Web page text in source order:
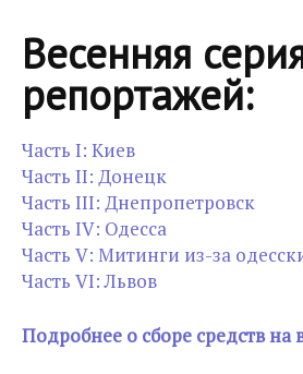
Весенняя
репортажей:
Часть I: Киев
Часть II: Донецк
Часть III: Днепропетровск
Часть IV: Одесса
Часть V: Митинги из-за
Часть VI: Львов
Подробнее о сборе средств